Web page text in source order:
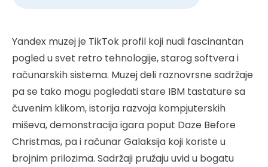
Yandex muzej je TikTok profil koji nudi fascinantan
pogled u svet retro tehnologije, starog softvera i
računarskih sistema. Muzej deli raznovrsne sadržaje
pa se tako mogu pogledati stare IBM tastature sa
čuvenim klikom, istorija razvoja kompjuterskih
miševa, demonstracija igara poput Daze Before
Christmas, pa i računar Galaksija koji koriste u
brojnim prilozima. Sadržaji pružaju uvid u bogatu